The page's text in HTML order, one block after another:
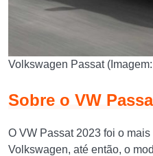
Volkswagen Passat
Sobre o VW
O VW Passat 2023 foi o
Volkswagen, até então, o